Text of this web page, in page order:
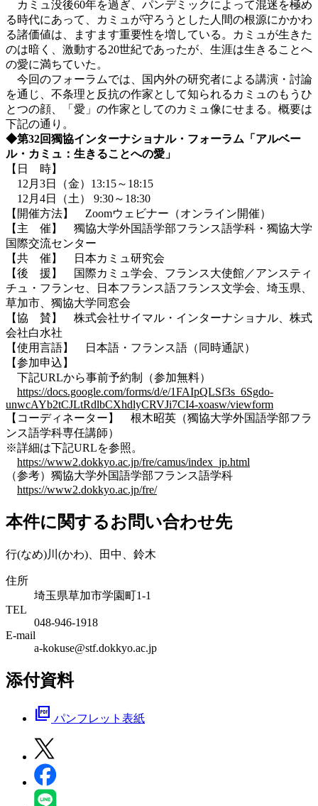
カミュ没後60年を過ぎ、パンデミックによって混迷を極め
る時代にあって、カミュが守ろうとした人間の根源にかかわ
る諸価値は、ますます重要性を増している。カミュが生きた
のは暗く、激動する20世紀であったが、生涯は生きることへ
の愛に満ちていた。
今回のフォーラムでは、国内外の研究者による講演・討論
を通じ、不条理と反抗の作家として知られるカミュのもうひ
とつの顔、「愛」の作家としてのカミュ像にせまる。概要は
下記の通り。
◆第32回獨協インターナショナル・フォーラム「アルベー
ル・カミュ：生きることへの愛」
【日 時】
12月3日（金）13:15～18:15
12月4日（土） 9:30～18:30
【開催方法】 Zoomウェビナー（オンライン開催）
【主 催】 獨協大学外国語学部フランス語学科・獨協大学
国際交流センター
【共 催】 日本カミュ研究会
【後 援】 国際カミュ学会、フランス大使館／アンスティ
チュ・フランセ、日本フランス語フランス文学会、埼玉県、
草加市、獨協大学同窓会
【協 賛】 株式会社サイマル・インターナショナル、株式
会社白水社
【使用言語】 日本語・フランス語（同時通訳）
【参加申込】
下記URLから事前予約制（参加無料）
https://docs.google.com/forms/d/e/1FAIpQLSf3s_6Sgdo-
unwcAYb2tCJLtRdlbCXhdlyCRVJi7CI4-xoasw/viewform
【コーディネーター】 根木昭英（獨協大学外国語学部フラ
ンス語学科専任講師）
※詳細は下記URLを参照。
https://www2.dokkyo.ac.jp/fre/camus/index_jp.html
（参考）獨協大学外国語学部フランス語学科
https://www2.dokkyo.ac.jp/fre/
本件に関するお問い合わせ先
行(なめ)川(かわ)、田中、鈴木
住所
埼玉県草加市学園町1-1
TEL
048-946-1918
E-mail
a-kokuse@stf.dokkyo.ac.jp
添付資料
picture_as_pdf パンフレット表紙